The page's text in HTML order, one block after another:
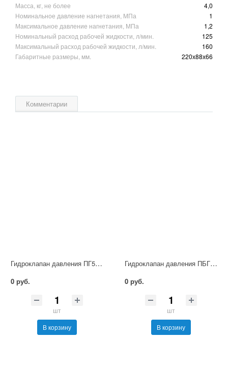
Масса, кг, не более
4,0
Номинальное давление нагнетания, МПа
1
Максимальное давление нагнетания, МПа
1,2
Номинальный расход рабочей жидкости, л/мин.
125
Максимальный расход рабочей жидкости, л/мин.
160
Габаритные размеры, мм.
220х88х66
Комментарии
Гидроклапан давления ПГ54-32М
0 руб.
шт
В корзину
Гидроклапан давления ПБГ54-32М
0 руб.
шт
В корзину